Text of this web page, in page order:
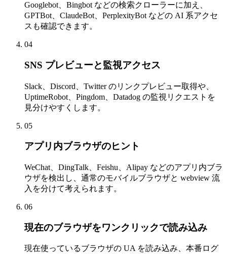
Googlebot、Bingbot などの検索クローラーに加え、
GPTBot、ClaudeBot、PerplexityBot などの AI 系アクセ
スも確認できます。
04
SNS プレビューと監視アクセス
Slack、Discord、Twitter のリンクプレビュー取得や、
UptimeRobot、Pingdom、Datadog の監視リクエストを
見分けやすくします。
05
アプリ内ブラウザのヒント
WeChat、DingTalk、Feishu、Alipay などのアプリ内ブラ
ウザを検出し、通常のモバイルブラウザと webview 流
入を分けて考えられます。
06
現在のブラウザをワンクリックで読み込み
現在使っているブラウザの UA を読み込み、本番ログ